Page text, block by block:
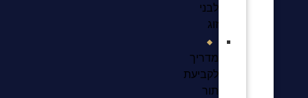
לבני
זוג
מדריך
לקביעת
תור